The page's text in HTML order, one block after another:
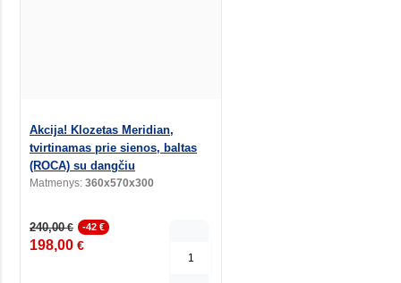
Akcija! Klozetas Meridian,
tvirtinamas prie sienos, baltas
(ROCA) su dangčiu
Matmenys: 360x570x300
240,00€ -42 €
198,00 €